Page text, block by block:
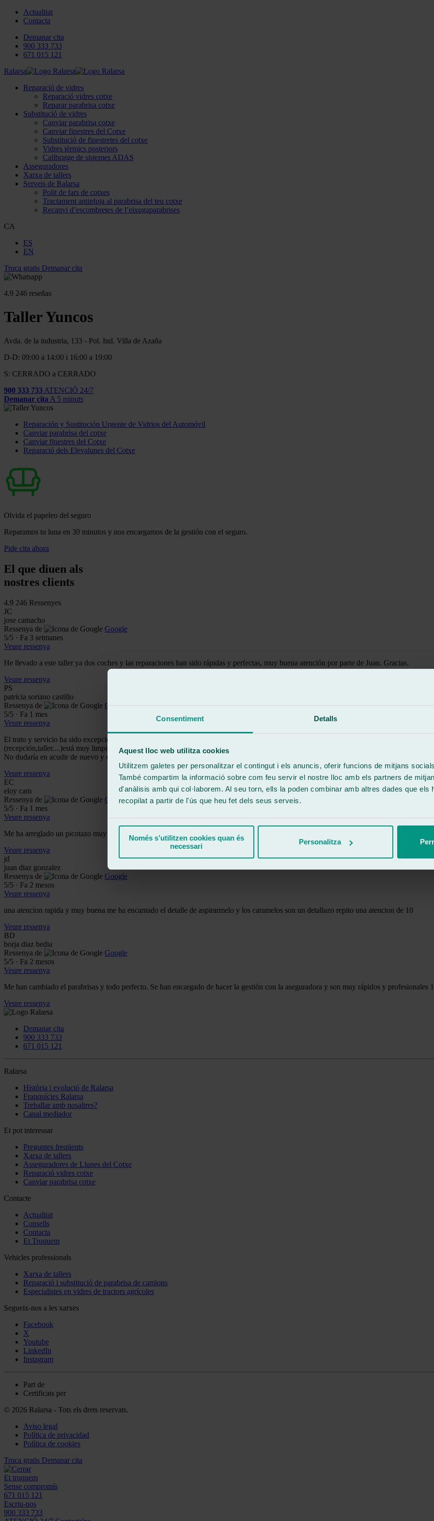
Consentiment Detalls
Aquest lloc web utilitza cookies
Utilitzem galetes per personalitzar el contingut i els anuncis, oferir funcions de mitjans
També compartim la informació sobre com feu servir el nostre lloc amb els partners de
d'anàlisis amb qui col·laborem. Al seu torn, ells la poden combinar amb altres dades que els
recopilat a partir de l'ús que heu fet dels seus serveis.
Només s’utilitzen cookies quan és
necessari
Personalitza
Actualitat
Contacta
Demanar cita
900 333 733
671 015 121
Ralarsa
Reparació de vidres
Reparació vidres cotxe
Reparar parabrisa cotxe
Substitució de vidres
Canviar parabrisa cotxe
Canviar finestres del Cotxe
Substitució de finestretes del cotxe
Vidres tèrmics posteriors
Calibratge de sistemes ADAS
Asseguradores
Xarxa de tallers
Serveis de Ralarsa
Polit de fars de cotxes
Tractament antipluja al parabrisa del teu cotxe
Recanvi d’escombretes de l’eixugaparabrises
CA
ES
EN
Truca gratis Demanar cita
4.9 246 reseñas
Taller Yuncos
Avda. de la industria, 133 - Pol. Ind. Villa de Azaña
D-D: 09:00 a 14:00 i 16:00 a 19:00
S: CERRADO a CERRADO
900 333 733 ATENCIÓ 24/7
Demanar cita A 5 minuts
Reparación y Sustitución Urgente de Vidrios del Automóvil
Canviar parabrisa del cotxe
Canviar finestres del Cotxe
Reparació dels Elevalunes del Cotxe
Olvida el papeleo del seguro
Reparamos tu luna en 30 minutos y nos encargamos de la gestión con el seguro.
Pide cita ahora
El que diuen als
nostres clients
4.9 246 Ressenyes
JC
jose camacho
Ressenya de
Google
5/5 · Fa 3 setmanes
Veure ressenya
He llevado a este taller ya dos coches y las reparaciones han sido rápidas y perfectas, muy buena atención por parte de Juan. Gracias.
Veure ressenya
PS
patricia soriano castillo
Ressenya de
Google
5/5 · Fa 1 mes
Veure ressenya
El trato y servicio ha sido excepcional,el chico de recepción un encanto y educadisimo,los compañeros del taller hicieron un trabajo rápido
(recepción,taller....)está muy limpio y ordenado,un gusto la verdad.
No dudaría en acudir de nuevo y en recomendar sus servicios.
Veure ressenya
EC
eloy cam
Ressenya de
Google
5/5 · Fa 1 mes
Veure ressenya
Me ha arreglado un picotazo muy feo que tenia en la luna delantera y ha quedado muy bien, el chico que me atendió muy bien, buen trabajo
Veure ressenya
jd
juan diaz gonzalez
Ressenya de
Google
5/5 · Fa 2 mesos
Veure ressenya
una atencion rapida y muy buena me ha encantado el detalle de aspirarmelo y los caramelos son un detallazo repito una atencion de 10
Veure ressenya
BD
borja diaz bedia
Ressenya de
Google
5/5 · Fa 2 mesos
Veure ressenya
Me han cambiado el parabrisas y todo perfecto. Se han encargado de hacer la gestión con la aseguradora y son muy rápidos y profesionales
Veure ressenya
Demanar cita
900 333 733
671 015 121
Ralarsa
Història i evolució de Ralarsa
Franquícies Ralarsa
Treballar amb nosaltres?
Canal mediador
Et pot interessar
Preguntes freqüents
Xarxa de tallers
Asseguradores de Llunes del Cotxe
Reparació vidres cotxe
Canviar parabrisa cotxe
Contacte
Actualitat
Consells
Contacta
Et Truquem
Vehicles professionals
Xarxa de tallers
Reparació i substitució de parabrisa de camions
Especialistes en vidres de tractors agrícoles
Segueix-nos a les xarxes
Facebook
X
Youtube
LinkedIn
Instagram
Part de
Certificats per
© 2026 Ralarsa - Tots els drets reservats.
Aviso legal
Política de privacidad
Política de cookies
Truca gratis Demanar cita
Et truquem
Sense compromís
671 015 121
Escriu-nos
900 333 733